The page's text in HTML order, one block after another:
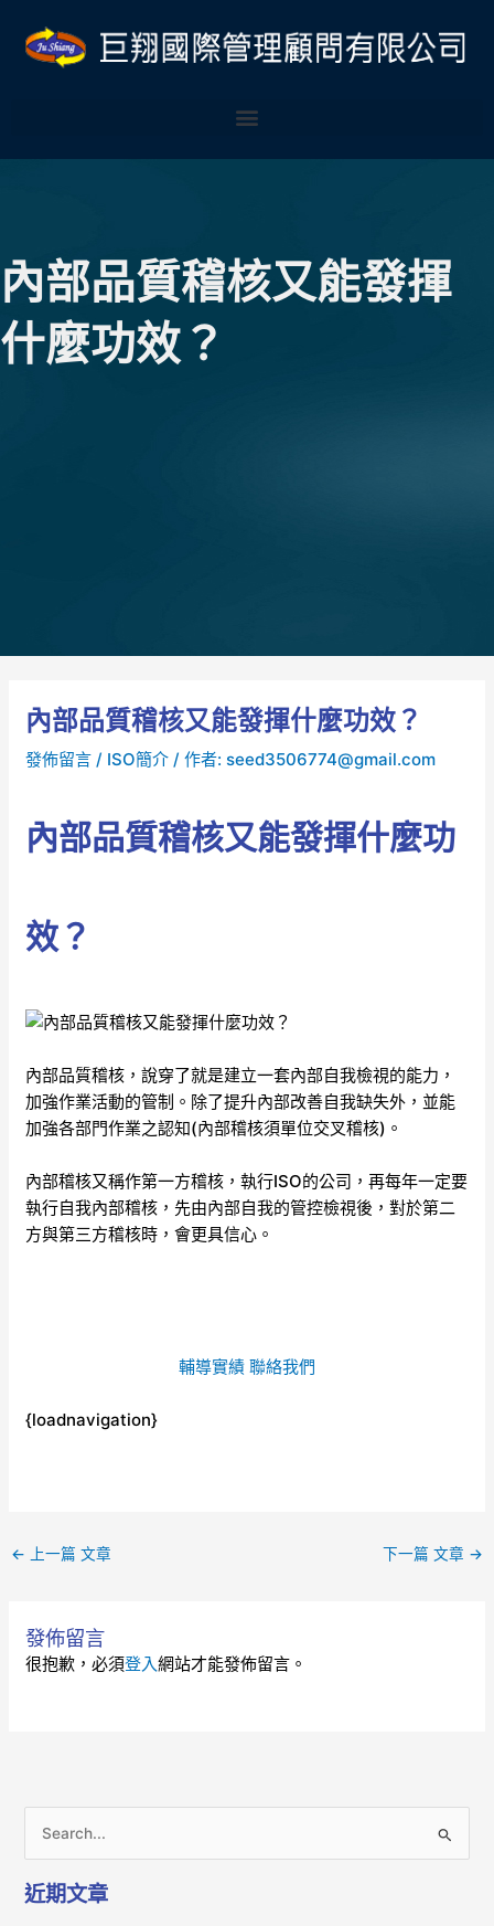
內部品質稽核又能發揮
什麼功效？
內部品質稽核又能發揮什麼功效？
發佈留言 / ISO簡介 / 作者: seed3506774@gmail.com
內部品質稽核又能發揮什麼功
效？
內部品質稽核，說穿了就是建立一套內部自我檢視的能力，
加強作業活動的管制。除了提升內部改善自我缺失外，並能
加強各部門作業之認知(內部稽核須單位交叉稽核)。
內部稽核又稱作第一方稽核，執行ISO的公司，再每年一定要
執行自我內部稽核，先由內部自我的管控檢視後，對於第二
方與第三方稽核時，會更具信心。
輔導實績 聯絡我們
{loadnavigation}
navigation
← 上一篇 文章 下一篇 文章 →
發佈留言
很抱歉，必須登入網站才能發佈留言。
關
近期文章